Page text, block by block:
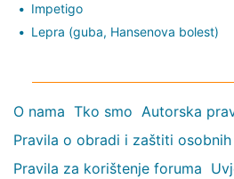
Impetigo
Lepra (guba, Hansenova bolest)
O nama Tko smo Autorska
Pravila o obradi i zaštiti
Pravila za korištenje foruma